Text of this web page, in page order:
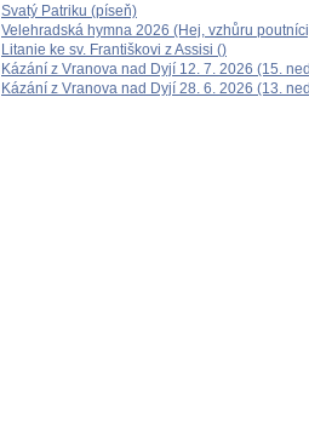
Svatý Patriku (píseň)
Velehradská hymna 2026 (Hej, vzhůru
Litanie ke sv. Františkovi z Assisi ()
Kázání z Vranova nad Dyjí 12. 7. 2026 (15.
Kázání z Vranova nad Dyjí 28. 6. 2026 (13.